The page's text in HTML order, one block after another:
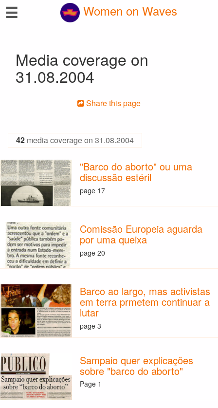
☰ Women on Waves
Media coverage on
31.08.2004
Share this page
42 media coverage on 31.08.2004
"Barco do aborto" ou uma
discussão estéril
page 17
Comissão Europeia aguarda
por uma queixa
page 20
Barco ao largo, mas activistas
em terra prmetem continuar a
lutar
page 3
Sampaio quer explicações
sobre "barco do aborto"
Page 1